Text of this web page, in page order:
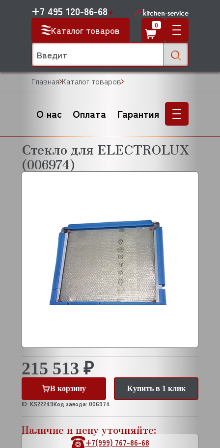
Каталог товаров
+7 495 120-86-68
0
Главная Каталог товаров
О нас Оплата Гарантия
Стекло для ELECTROLUX
(006974)
215 513 ₽
В корзину
Купить в 1 клик
ID: KS22249Код завода: 006974
Наличие и цену уточняйте:
+7(999) 767-86-68